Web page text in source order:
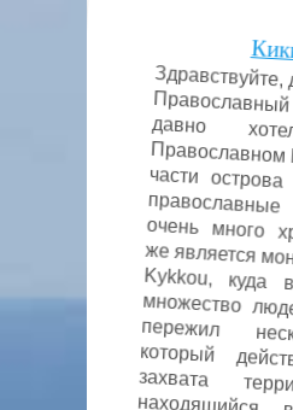
Здравствуйте,
давно
Православном
части
очень много
же является
Kykkou, куда
множество
пережил
который
захвата